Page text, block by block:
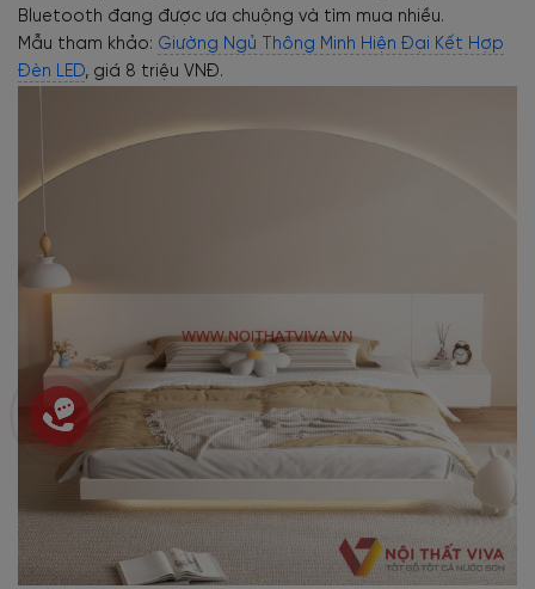
Bluetooth đang được ưa chuộng và tìm mua nhiều.
Mẫu tham khảo: Giường Ngủ Thông Minh Hiện Đại Kết Hợp
Đèn LED, giá 8 triệu VNĐ.